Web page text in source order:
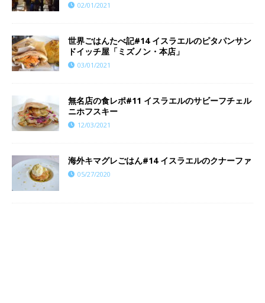
02/01/2021
世界ごはんたべ記#14 イスラエルのピタパンサン
ドイッチ屋「ミズノン・本店」
03/01/2021
無名店の食レポ#11 イスラエルのサビーフチェル
ニホフスキー
12/03/2021
海外キマグレごはん#14 イスラエルのクナーファ
05/27/2020